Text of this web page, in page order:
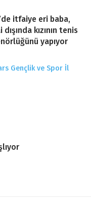
itfaiye eri baba,
dışında kızının tenis
yapıyor